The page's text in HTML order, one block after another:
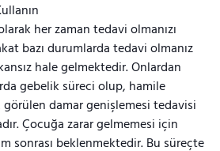
her zaman tedavi olmanızı
bazı durumlarda tedavi olmanız
hale gelmektedir. Onlardan
gebelik süreci olup, hamile
görülen damar genişlemesi tedavisi
Çocuğa zarar gelmemesi için
sonrası beklenmektedir. Bu süreçte